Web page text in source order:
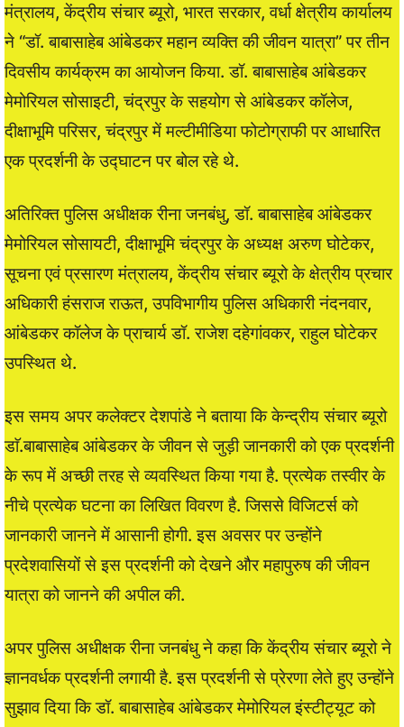
मंत्रालय, केंद्रीय संचार ब्यूरो, भारत सरकार, वर्धा क्षेत्रीय कार्यालय
ने “डॉ. बाबासाहेब आंबेडकर महान व्यक्ति की जीवन यात्रा” पर तीन
दिवसीय कार्यक्रम का आयोजन किया. डॉ. बाबासाहेब आंबेडकर
मेमोरियल सोसाइटी, चंद्रपुर के सहयोग से आंबेडकर कॉलेज,
दीक्षाभूमि परिसर, चंद्रपुर में मल्टीमीडिया फोटोग्राफी पर आधारित
एक प्रदर्शनी के उद्घाटन पर बोल रहे थे.
अतिरिक्त पुलिस अधीक्षक रीना जनबंधु, डॉ. बाबासाहेब आंबेडकर
मेमोरियल सोसायटी, दीक्षाभूमि चंद्रपुर के अध्यक्ष अरुण घोटेकर,
सूचना एवं प्रसारण मंत्रालय, केंद्रीय संचार ब्यूरो के क्षेत्रीय प्रचार
अधिकारी हंसराज राऊत, उपविभागीय पुलिस अधिकारी नंदनवार,
आंबेडकर कॉलेज के प्राचार्य डॉ. राजेश दहेगांवकर, राहुल घोटेकर
उपस्थित थे.
इस समय अपर कलेक्टर देशपांडे ने बताया कि केन्द्रीय संचार ब्यूरो
डाॅ.बाबासाहेब आंबेडकर के जीवन से जुड़ी जानकारी को एक प्रदर्शनी
के रूप में अच्छी तरह से व्यवस्थित किया गया है. प्रत्येक तस्वीर के
नीचे प्रत्येक घटना का लिखित विवरण है. जिससे विजिटर्स को
जानकारी जानने में आसानी होगी. इस अवसर पर उन्होंने
प्रदेशवासियों से इस प्रदर्शनी को देखने और महापुरुष की जीवन
यात्रा को जानने की अपील की.
अपर पुलिस अधीक्षक रीना जनबंधु ने कहा कि केंद्रीय संचार ब्यूरो ने
ज्ञानवर्धक प्रदर्शनी लगायी है. इस प्रदर्शनी से प्रेरणा लेते हुए उन्होंने
सुझाव दिया कि डॉ. बाबासाहेब आंबेडकर मेमोरियल इंस्टीट्यूट को